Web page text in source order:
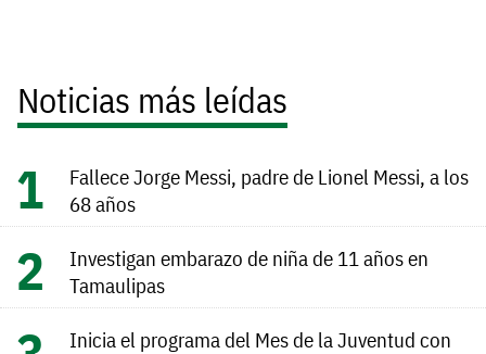
Noticias más leídas
Fallece Jorge Messi, padre de Lionel Messi, a los
68 años
Investigan embarazo de niña de 11 años en
Tamaulipas
Inicia el programa del Mes de la Juventud con